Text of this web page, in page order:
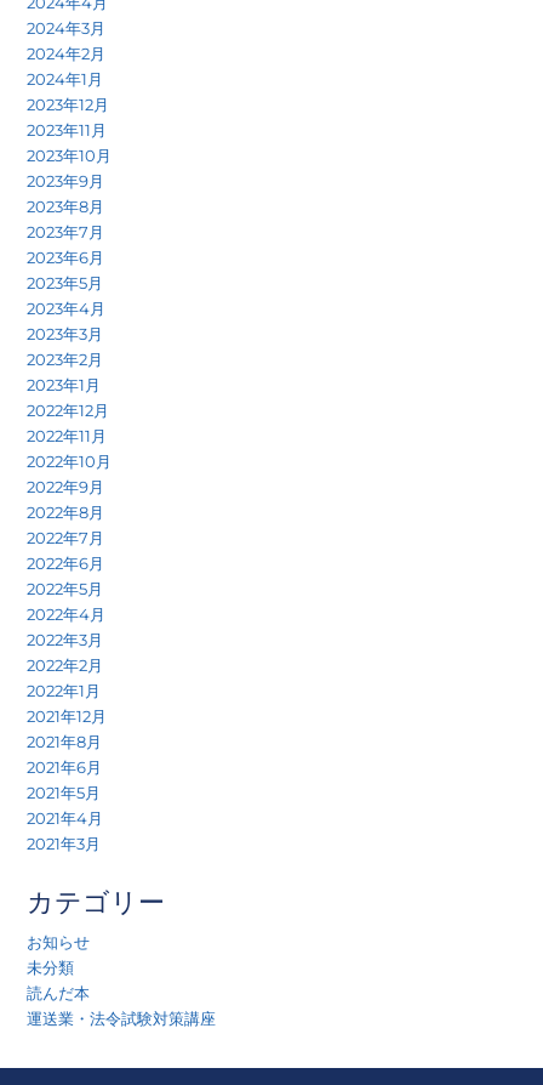
2024年3月
2024年2月
2024年1月
2023年12月
2023年11月
2023年10月
2023年9月
2023年8月
2023年7月
2023年6月
2023年5月
2023年4月
2023年3月
2023年2月
2023年1月
2022年12月
2022年11月
2022年10月
2022年9月
2022年8月
2022年7月
2022年6月
2022年5月
2022年4月
2022年3月
2022年2月
2022年1月
2021年12月
2021年8月
2021年6月
2021年5月
2021年4月
2021年3月
カテゴリー
お知らせ
未分類
読んだ本
運送業・法令試験対策講座